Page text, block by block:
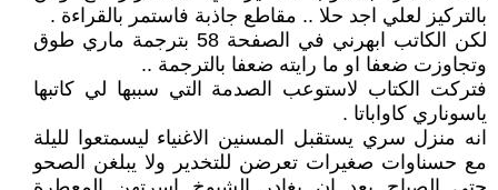
بالتركيز لعلي اجد حلا .. مقاطع جاذبة فاستمر بالقراءة .
لكن الكاتب ابهرني في الصفحة 58 بترجمة ماري طوق
وتجاوزت ضعفا او ما رايته ضعفا بالترجمة ..
فتركت الكتاب لاستوعب الصدمة التي سببها لي كاتبها
ياسوناري كاواباتا .
انه منزل سري يستقبل المسنين الاغنياء ليسمتعوا لليلة
مع حسناوات صغيرات تعرضن للتخدير ولا يبلغن الصحو